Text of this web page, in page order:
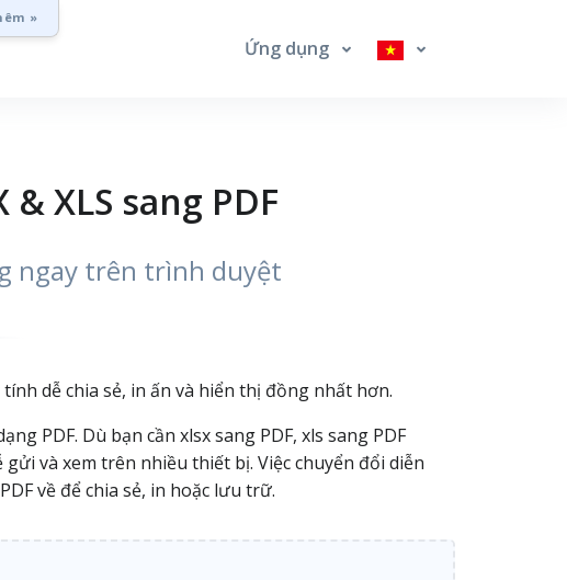
»
Ứng dụng
XLS sang PDF
ngay trên trình duyệt
tính dễ chia sẻ, in ấn và hiển thị đồng nhất hơn.
PDF. Dù bạn cần xlsx sang PDF, xls sang PDF
và xem trên nhiều thiết bị. Việc chuyển đổi diễn
về để chia sẻ, in hoặc lưu trữ.